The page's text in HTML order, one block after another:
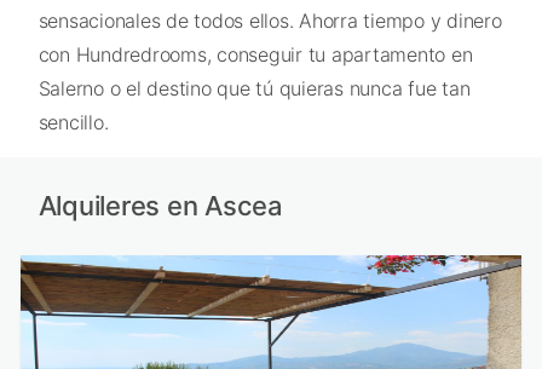
sensacionales de todos ellos. Ahorra tiempo y dinero
con Hundredrooms, conseguir tu apartamento en
Salerno o el destino que tú quieras nunca fue tan
sencillo.
Alquileres en Ascea